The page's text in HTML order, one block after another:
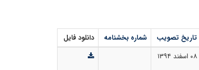
تاریخ تصویب شماره بخشنامه
دانلود فایل
۰۸ اسفند ۱۳۹۴